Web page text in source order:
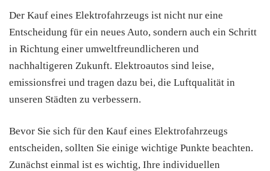
Der Kauf eines Elektrofahrzeugs ist nicht nur eine
Entscheidung für ein neues Auto, sondern auch ein Schritt
in Richtung einer umweltfreundlicheren und
nachhaltigeren Zukunft. Elektroautos sind leise,
emissionsfrei und tragen dazu bei, die Luftqualität in
unseren Städten zu verbessern.
Bevor Sie sich für den Kauf eines Elektrofahrzeugs
entscheiden, sollten Sie einige wichtige Punkte beachten.
Zunächst einmal ist es wichtig, Ihre individuellen